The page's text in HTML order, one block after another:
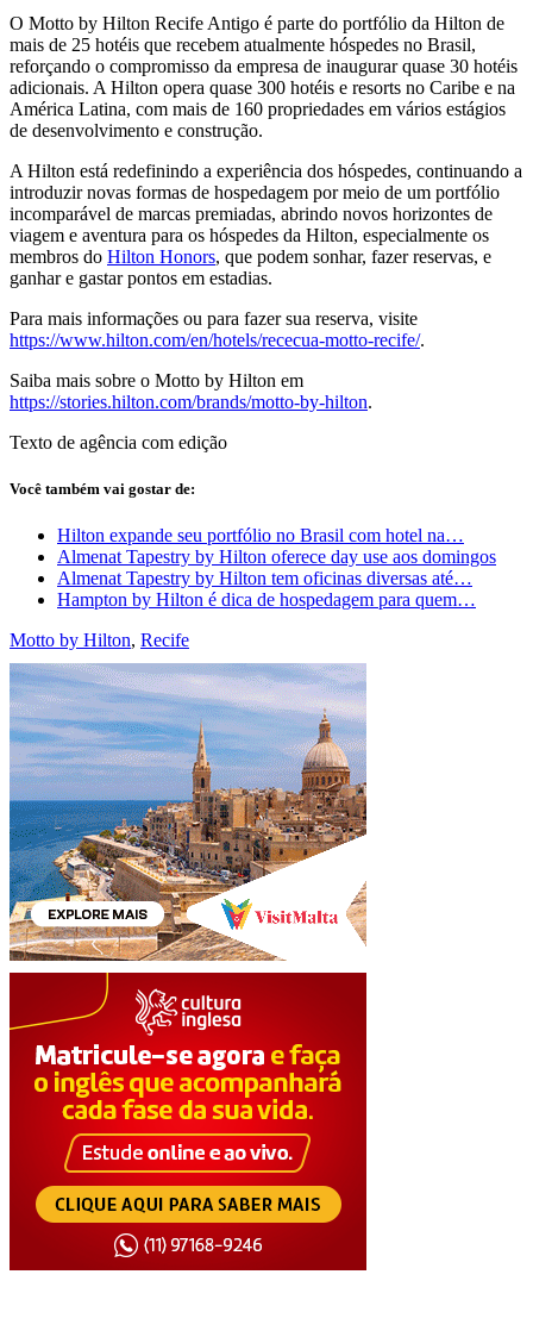
O Motto by Hilton Recife Antigo é parte do portfólio da Hilton de
mais de 25 hotéis que recebem atualmente hóspedes no Brasil,
reforçando o compromisso da empresa de inaugurar quase 30 hotéis
adicionais. A Hilton opera quase 300 hotéis e resorts no Caribe e na
América Latina, com mais de 160 propriedades em vários estágios
de desenvolvimento e construção.
A Hilton está redefinindo a experiência dos hóspedes, continuando a
introduzir novas formas de hospedagem por meio de um portfólio
incomparável de marcas premiadas, abrindo novos horizontes de
viagem e aventura para os hóspedes da Hilton, especialmente os
membros do Hilton Honors, que podem sonhar, fazer reservas, e
ganhar e gastar pontos em estadias.
Para mais informações ou para fazer sua reserva, visite
https://www.hilton.com/en/hotels/rececua-motto-recife/.
Saiba mais sobre o Motto by Hilton em
https://stories.hilton.com/brands/motto-by-hilton.
Texto de agência com edição
Você também vai gostar de:
Hilton expande seu portfólio no Brasil com hotel na…
Almenat Tapestry by Hilton oferece day use aos domingos
Almenat Tapestry by Hilton tem oficinas diversas até…
Hampton by Hilton é dica de hospedagem para quem…
Motto by Hilton, Recife